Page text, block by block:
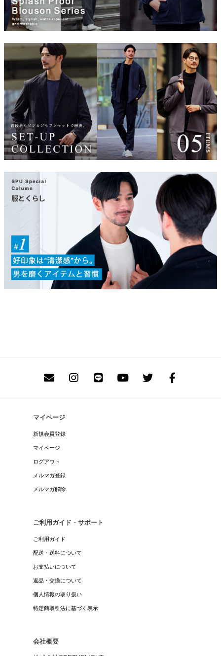
マイページ
新規会員登録
マイページ
ログアウト
メルマガ登録
メルマガ解除
ご利用ガイド・サポート
ご利用ガイド
配送・送料について
お支払いについて
返品・交換について
個人情報の取り扱い
特定商取引法に基づく表示
会社概要